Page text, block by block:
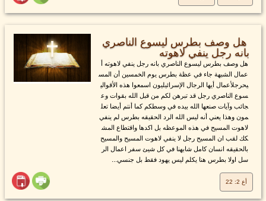
هل وصف بطرس ليسوع الناصري
بانه رجل ينفي لاهوته
هل وصف بطرس ليسوع الناصري بانه رجل ينفي لاهوته أ
عمال الشبهة جاء في عظة بطرس يوم الخمسين أن المس
يحرجلأعمال أيها الرجال الإسرائيليون اسمعوا هذه الأقوالي
سوع الناصري رجل قد تبرهن لكم من قبل الله بقوات وع
جائب وآيات صنعها الله بيده في وسطكم كما أنتم أيضا تعل
مون وهذا يعني أنه ليس الله الرد الحقيقه بطرس لم ينفي
لاهوت المسيح في هذه الموعظه بل اكدها واقتطاع المش
كك لقب ان المسيح رجل لا ينفي لاهوت المسيح والمسيح
بالحقيقه انسان كامل شابهنا في كل شيئ سفر اعمال الر
سل اولا بطرس هنا يكلم ليس يهود فقط بل جنسي...
أع 2: 22